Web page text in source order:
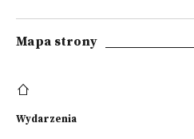
Mapa strony
Wydarzenia